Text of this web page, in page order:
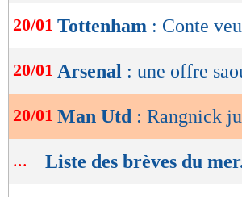
20/01 Tottenham : Conte
20/01 Arsenal : une offre
20/01 Man Utd : Rangnick
... Liste des brèves du